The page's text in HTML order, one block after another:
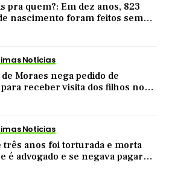
pra quem?: Em dez anos, 823
nascimento foram feitos sem
em Quixadá
Notícias
Moraes nega pedido de
receber visita dos filhos no
Notícias
três anos foi torturada e morta
é advogado e se negava pagar